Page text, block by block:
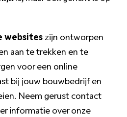
websiteszijn ontworpen
aan te trekken en te
voor een online
bij jouw bouwbedrijf en
Neem gerust contact
informatie over onze